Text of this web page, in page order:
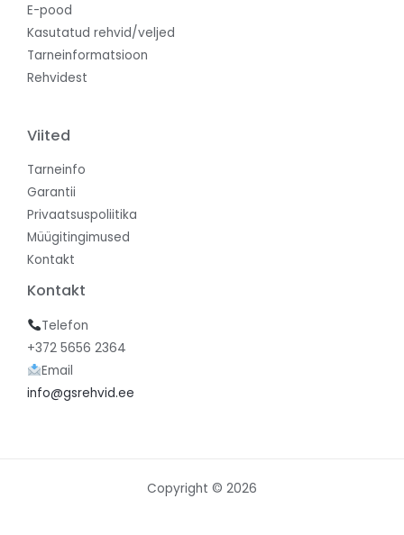
E-pood
Kasutatud rehvid/veljed
Tarneinformatsioon
Rehvidest
Viited
Tarneinfo
Garantii
Privaatsuspoliitika
Müügitingimused
Kontakt
Kontakt
Telefon
+372 5656 2364
Email
info@gsrehvid.ee
Copyright © 2026